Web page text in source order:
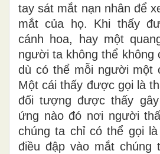
tay sát mắt nạn nhân để
mắt của họ. Khi thấy
cánh hoa, hay một
người ta không thể không
dù có thể mỗi người một
Một cái thấy được gọi là
đối tượng được thấy
ứng nào đó nơi người
chúng ta chỉ có thể gọi
điều đập vào mắt chúng